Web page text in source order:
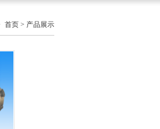
首页 > 产品展示